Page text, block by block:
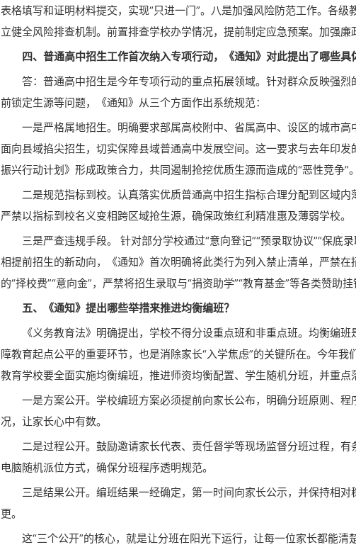
表格填写和证明材料提交，实现“只进一门”。八是加强风险防范工作。各级
立健全风险排查机制。前置排查学校办学情况，提前制定应急预案。加强廉
四、普通高中招生工作首次纳入专项行动，《通知》对此提出了哪些具
答：普通高中招生是今年专项行动的重点拓展领域。针对群众反映强烈
前锁定生源等问题，《通知》从三个方面作出系统规范：
一是严格属地招生。明确要求部属高校附中、省属高中、设区的城市高
面向县域掐尖招生，切实保障县域普通高中发展空间。这一要求与去年印发
振兴行动计划》形成政策合力，共同遏制抢挖优质生源而造成的“恶性竞争”。
二是规范指标到校。认真落实优质普通高中招生指标合理分配到区域内
严禁以指标到校名义变相跨区域抢生源，确保政策红利精准惠及薄弱学校。
三是严查违规手段。 针对部分学校通过“意向登记”“预录取协议”“保底录
相提前招生的新动向，《通知》首次明确将此类行为列入禁止清单，严禁在
的“择校费”“意向金”，严禁将招生录取与“捐资助学”“教育基金”等各类赞助挂
五、《通知》提出哪些举措来推进均衡编班？
《义务教育法》明确提出，学校不得分设重点班和非重点班。均衡编班
障教育起点公平的重要环节，也是消除家长“入学焦虑”的关键所在。今年我
教育学校要全面实施均衡编班，推进师资均衡配置、学生随机分班，并重点
一是方案公开。学校编班方案必须提前向家长公布，明确分班原则、程
况，让家长心中有数。
二是过程公开。鼓励邀请家长代表、责任督学等现场监督分班过程，有
电脑随机派位方式，确保分班程序透明规范。
三是结果公开。编班结果一经确定，第一时间向家长公示，并保持相对
更。
这“三个公开”的核心，就是让分班在阳光下运行，让每一位家长都能清